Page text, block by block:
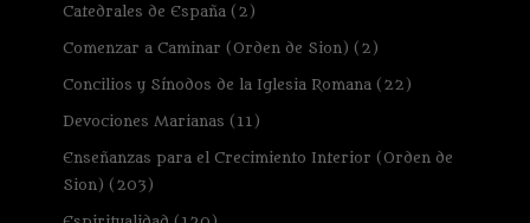
Catedrales de España (2)
Comenzar a Caminar (Orden de Sion) (2)
Concilios y Sínodos de la Iglesia Romana (22)
Devociones Marianas (11)
Enseñanzas para el Crecimiento Interior (Orden de
Sion) (203)